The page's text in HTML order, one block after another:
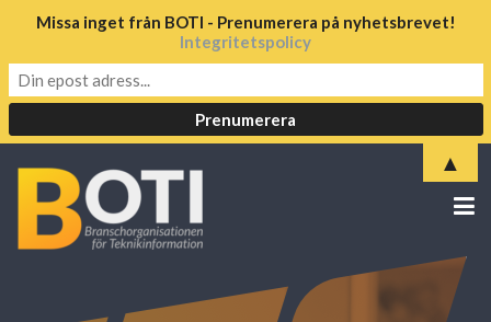
Missa inget från BOTI - Prenumerera på nyhetsbrevet!
Integritetspolicy
▲